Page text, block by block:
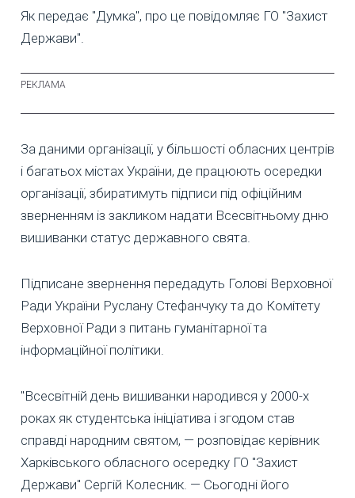
Як передає "Думка", про це повідомляє ГО "Захист
Держави".
За даними організації, у більшості обласних центрів
і багатьох містах України, де працюють осередки
організації, збиратимуть підписи під офіційним
зверненням із закликом надати Всесвітньому дню
вишиванки статус державного свята.
Підписане звернення передадуть Голові Верховної
Ради України Руслану Стефанчуку та до Комітету
Верховної Ради з питань гуманітарної та
інформаційної політики.
"Всесвітній день вишиванки народився у 2000-х
роках як студентська ініціатива і згодом став
справді народним святом, — розповідає керівник
Харківського обласного осередку ГО "Захист
Держави" Сергій Колесник. — Сьогодні його